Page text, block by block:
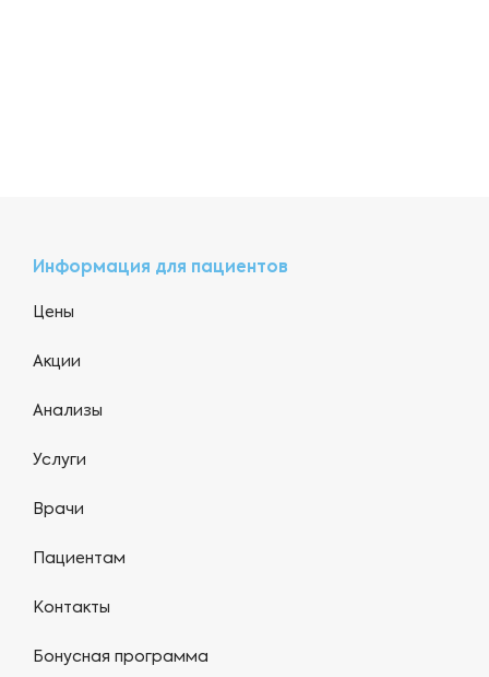
Информация для пациентов
Цены
Акции
Анализы
Услуги
Врачи
Пациентам
Контакты
Бонусная программа